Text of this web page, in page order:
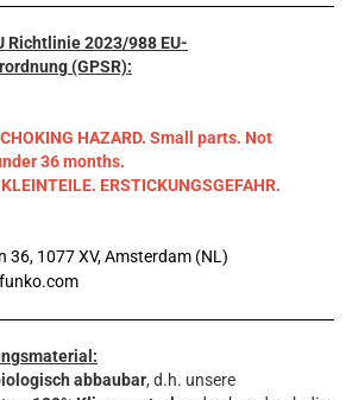
Richtlinie 2023/988 EU-
(GPSR):
HAZARD. Small parts. Not
36 months.
ERSTICKUNGSGEFAHR.
36, 1077 XV, Amsterdam (NL)
abbaubar, d.h. unsere